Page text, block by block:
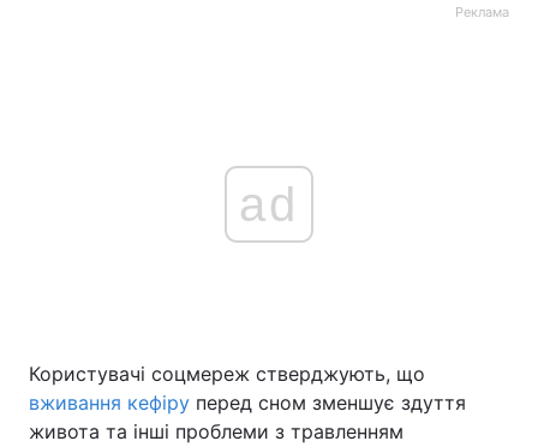
Україна Політика
Економіка Світ
Реклама
ad
Користувачі соцмереж стверджують, що
вживання кефіру перед сном зменшує здуття
живота та інші проблеми з травленням